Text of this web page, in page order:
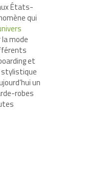
États-
qui
la mode
et
stylistique
un
robes